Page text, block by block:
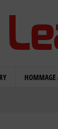
HOMMAGE